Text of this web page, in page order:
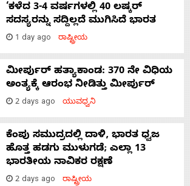
‘ಕಳೆದ 3-4 ವರ್ಷಗಳಲ್ಲಿ 40 ಲಷ್ಕರ್
ಸದಸ್ಯರನ್ನು ಸದ್ದಿಲ್ಲದೆ ಮುಗಿಸಿದೆ ಭಾರತ
1 day ago ರಾಷ್ಟ್ರೀಯ
ಮೀರ್ಪುರ್ ಹತ್ಯಾಕಾಂಡ: 370 ನೇ ವಿಧಿಯ
ಅಂತ್ಯಕ್ಕೆ ಆರಂಭ ನೀಡಿತ್ತು ಮೀರ್ಪುರ್
2 days ago ಯುವಧ್ವನಿ
ಕೆಂಪು ಸಮುದ್ರದಲ್ಲಿ ದಾಳಿ, ಭಾರತ ಧ್ವಜ
ಹೊತ್ತ ಹಡಗು ಮುಳುಗಡೆ; ಎಲ್ಲಾ 13
ಭಾರತೀಯ ನಾವಿಕರ ರಕ್ಷಣೆ
2 days ago ರಾಷ್ಟ್ರೀಯ